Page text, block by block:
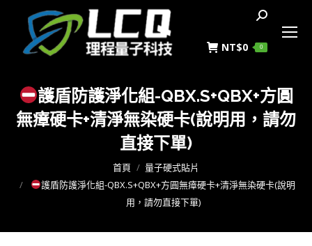
搜
NT$0 0
護盾防護淨化組-QBX.S+QBX+方圓
無瘴硬卡+清淨無染硬卡(說明用，請勿
直接下單)
首頁
量子硬式貼片
護盾防護淨化組-QBX.S+QBX+方圓無瘴硬卡+清淨無染硬卡(說明
用，請勿直接下單)